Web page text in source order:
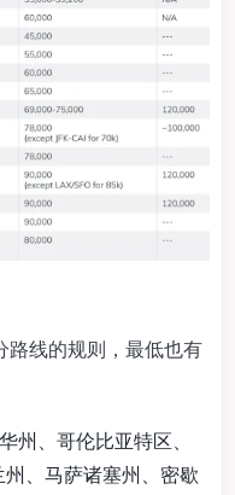
路线的规则，最低也有
州、哥伦比亚特区、
、马萨诸塞州、密歇